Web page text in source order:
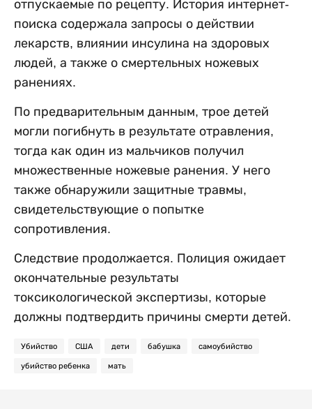
отпускаемые по рецепту. История интернет-
поиска содержала запросы о действии
лекарств, влиянии инсулина на здоровых
людей, а также о смертельных ножевых
ранениях.
По предварительным данным, трое детей
могли погибнуть в результате отравления,
тогда как один из мальчиков получил
множественные ножевые ранения. У него
также обнаружили защитные травмы,
свидетельствующие о попытке
сопротивления.
Следствие продолжается. Полиция ожидает
окончательные результаты
токсикологической экспертизы, которые
должны подтвердить причины смерти детей.
Убийство США дети бабушка самоубийство
убийство ребенка мать